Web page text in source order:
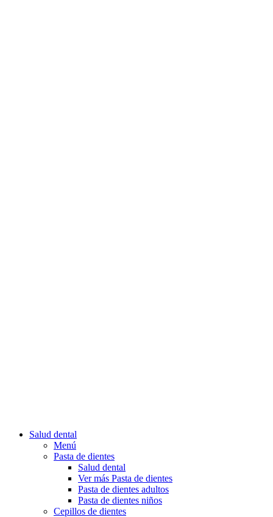
Salud dental
Menú
Pasta de dientes
Salud dental
Ver más Pasta de dientes
Pasta de dientes adultos
Pasta de dientes niños
Cepillos de dientes